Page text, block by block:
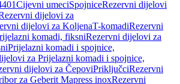
Cijevni umeciSpojniceRezervni dijelovi
dijelovi za
dijelovi za KoljenaT-komadiRezervni
komadi, fiksniRezervni dijelovi za
Prijelazni komadi i spojnice,
za Prijelazni komadi i spojnice,
dijelovi za ČepoviPriključciRezervni
za Geberit Mapress inoxRezervni